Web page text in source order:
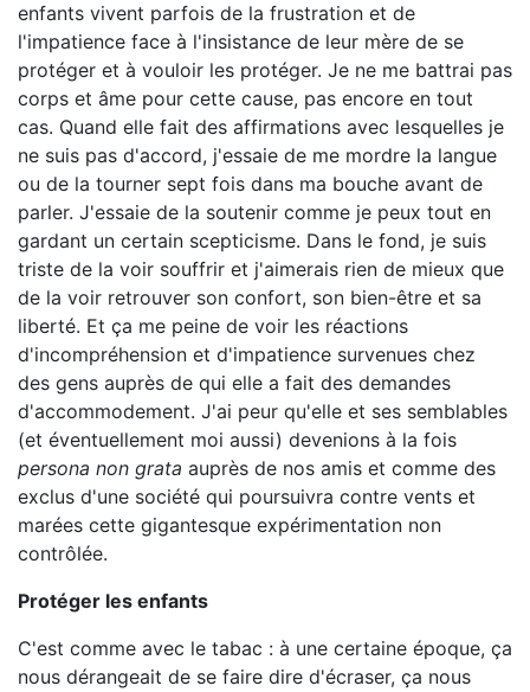
enfants vivent parfois de la frustration et de
l'impatience face à l'insistance de leur mère de se
protéger et à vouloir les protéger. Je ne me battrai pas
corps et âme pour cette cause, pas encore en tout
cas. Quand elle fait des affirmations avec lesquelles je
ne suis pas d'accord, j'essaie de me mordre la langue
ou de la tourner sept fois dans ma bouche avant de
parler. J'essaie de la soutenir comme je peux tout en
gardant un certain scepticisme. Dans le fond, je suis
triste de la voir souffrir et j'aimerais rien de mieux que
de la voir retrouver son confort, son bien-être et sa
liberté. Et ça me peine de voir les réactions
d'incompréhension et d'impatience survenues chez
des gens auprès de qui elle a fait des demandes
d'accommodement. J'ai peur qu'elle et ses semblables
(et éventuellement moi aussi) devenions à la fois
persona non grata auprès de nos amis et comme des
exclus d'une société qui poursuivra contre vents et
marées cette gigantesque expérimentation non
contrôlée.
Protéger les enfants
C'est comme avec le tabac : à une certaine époque, ça
nous dérangeait de se faire dire d'écraser, ça nous